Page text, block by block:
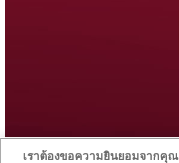
เราต้องขอความยินยอมจากคุณ